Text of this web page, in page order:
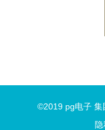
©2019 pg电子 集